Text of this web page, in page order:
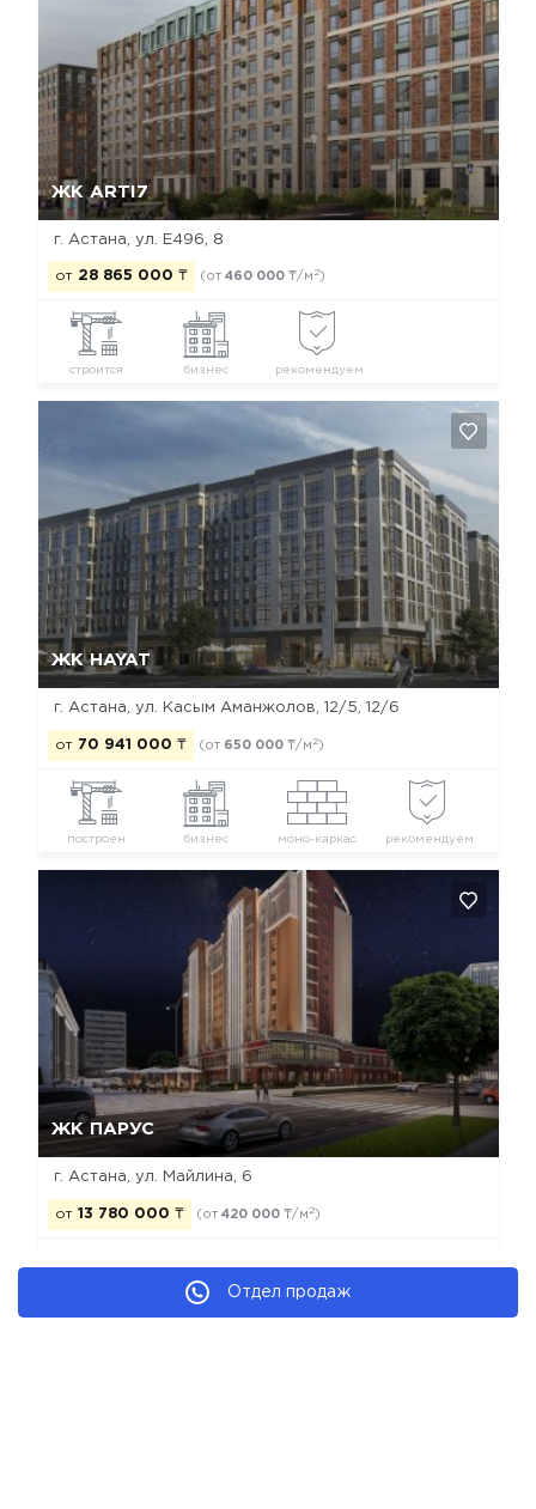
Отдел продаж
ЖК ARTI7
г. Астана, ул. Е496, 8
от 28 865 000 ₸ (от 460 000 ₸/м 2)
строится бизнес рекомендуем
Да, удалить Отмена
ЖК HAYAT
г. Астана, ​ул. Касым Аманжолов, 12/5, 12/6
от 70 941 000 ₸ (от 650 000 ₸/м 2)
построен бизнес моно-каркас рекомендуем
ЖК ПАРУС
г. Астана, ул. Майлина, 6
от 13 780 000 ₸ (от 420 000 ₸/м 2)
Да, удалить Отмена